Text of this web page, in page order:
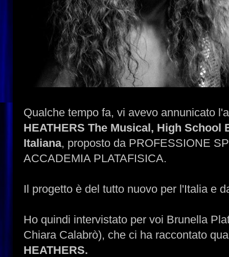
Qualche tempo fa, vi avevo annunicato
HEATHERS The Musical, High School
Italiana, proposto da PROFESSIONE
ACCADEMIA PLATAFISICA.
Il progetto è del tutto nuovo per l'Italia e
Ho quindi intervistato per voi Brunella
Chiara Calabrò), che ci ha raccontato
HEATHERS.